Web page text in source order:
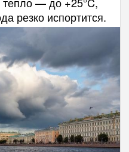
резко испортится.